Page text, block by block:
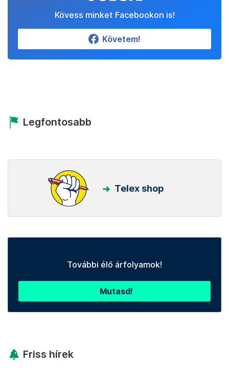
Kövess minket Facebookon is!
Követem!
Legfontosabb
Telex shop
További élő árfolyamok!
Mutasd!
Friss hírek